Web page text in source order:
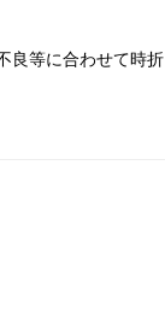
良等に合わせて時折